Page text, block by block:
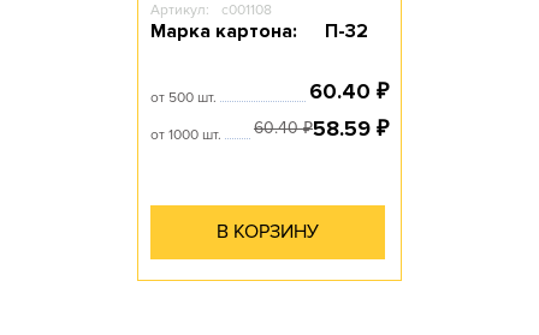
Артикул: c001108
Марка картона: П-32
от 500 шт. 60.40 ₽
от 1000 шт. 60.40₽58.59 ₽
В КОРЗИНУ